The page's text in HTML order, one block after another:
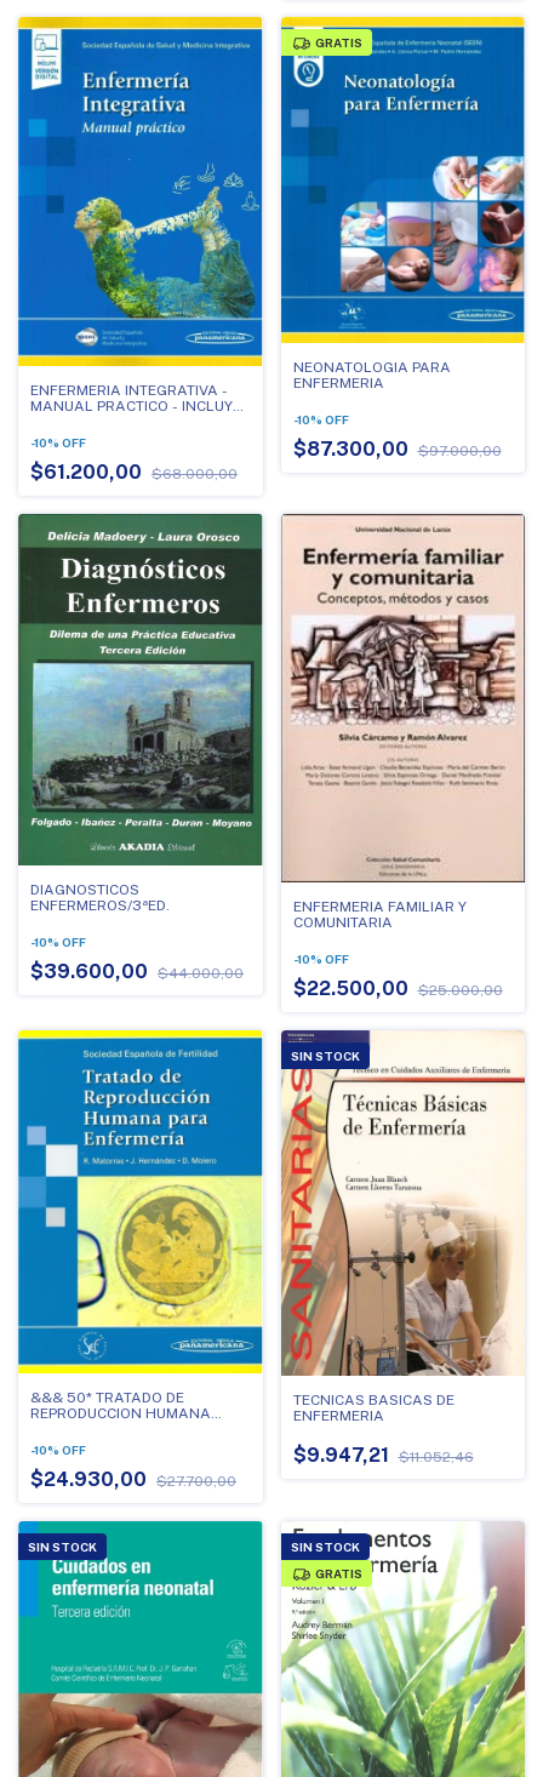
ENFERMERIA INTEGRATIVA -
MANUAL PRACTICO - INCLUYE
-10% OFF
$61.200,00 $68.000,00
GRATIS
NEONATOLOGIA PARA
ENFERMERIA
-10% OFF
$87.300,00 $97.000,00
DIAGNOSTICOS
ENFERMEROS/3ªED.
-10% OFF
$39.600,00 $44.000,00
ENFERMERIA FAMILIAR Y
COMUNITARIA
-10% OFF
$22.500,00 $25.000,00
&&& 50* TRATADO DE
REPRODUCCION HUMANA
-10% OFF
$24.930,00 $27.700,00
SIN STOCK
TECNICAS BASICAS DE
ENFERMERIA
$9.947,21 $11.052,46
SIN STOCK
SIN STOCK
GRATIS